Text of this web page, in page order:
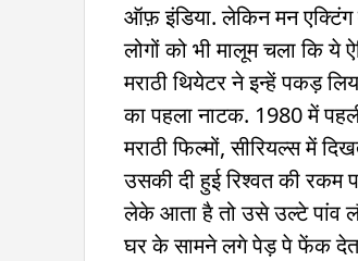
ऑफ़ इंडिया. लेकिन मन एक्टिंग
लोगों को भी मालूम चला कि ये
मराठी थियेटर ने इन्हें पकड़
का पहला नाटक. 1980 में
मराठी फिल्मों, सीरियल्स में
उसकी दी हुई रिश्वत की
लेके आता है तो उसे उल्टे पांव
घर के सामने लगे पेड़ पे फेंक